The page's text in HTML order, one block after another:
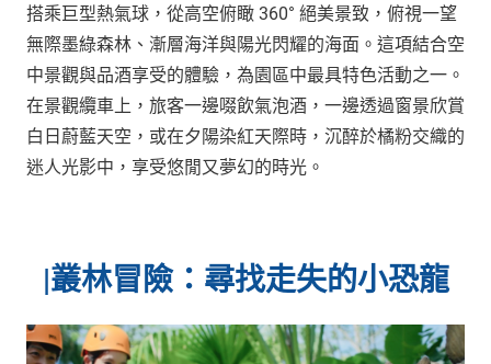
搭乘巨型熱氣球，從高空俯瞰 360° 絕美景致，俯視一望
無際墨綠森林、漸層海洋與陽光閃耀的海面。這項結合空
中景觀與品酒享受的體驗，為園區中最具特色活動之一。
在景觀纜車上，旅客一邊啜飲氣泡酒，一邊透過窗景欣賞
白日蔚藍天空，或在夕陽染紅天際時，沉醉於橘粉交織的
迷人光影中，享受悠閒又夢幻的時光。
|叢林冒險：尋找走失的小恐龍